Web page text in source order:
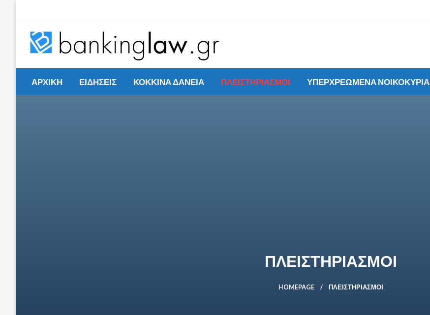
ΑΡΧΙΚΗ ΕΙΔΗΣΕΙΣ ΚΟΚΚΙΝΑ ΔΑΝΕΙΑ ΠΛΕΙΣΤΗΡΙΑΣΜΟΙ ΥΠΕΡΧΡΕΩΜΕΝΑ ΝΟΙΚΟΚΥΡΙΑ
ΠΛΕΙΣΤΗΡΙΑΣΜΟΙ
HOMEPAGE ΠΛΕΙΣΤΗΡΙΑΣΜΟΙ